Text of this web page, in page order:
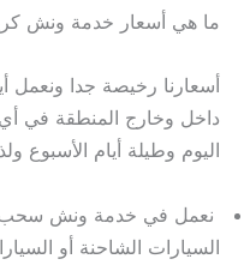
ما هي أسعار خدمة ونش
أسعارنا رخيصة جدا
داخل وخارج المنطقة في
اليوم وطيلة أيام الأسبوع
نعمل في خدمة ونش سحب
السيارات الشاحنة أو